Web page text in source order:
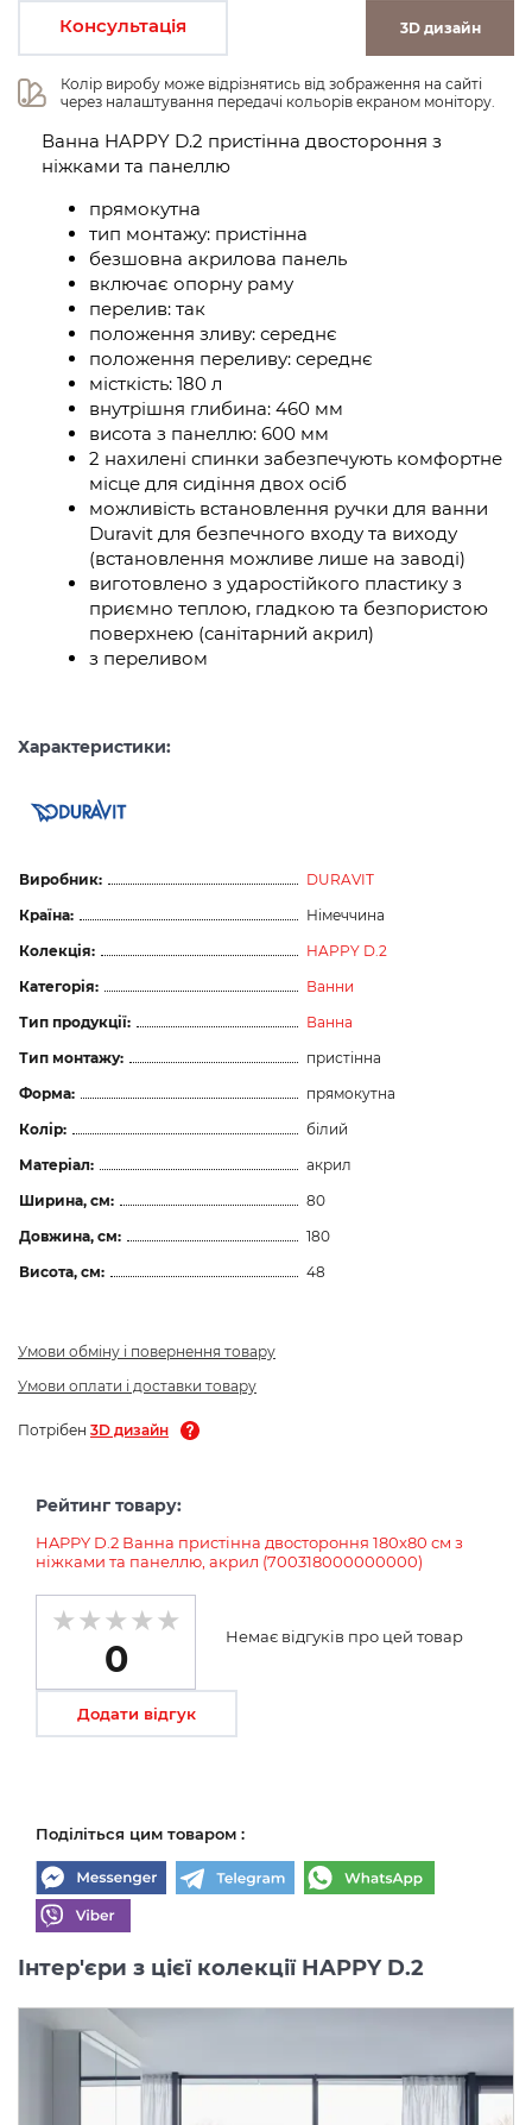
Консультація 3D дизайн
Колір виробу може відрізнятись від зображення на сайті
через налаштування передачі кольорів екраном монітору.
Ванна HAPPY D.2 пристінна двостороння з
ніжками та панеллю
прямокутна
тип монтажу: пристінна
безшовна акрилова панель
включає опорну раму
перелив: так
положення зливу: середнє
положення переливу: середнє
місткість: 180 л
внутрішня глибина: 460 мм
висота з панеллю: 600 мм
2 нахилені спинки забезпечують комфортне
місце для сидіння двох осіб
можливість встановлення ручки для ванни
Duravit для безпечного входу та виходу
(встановлення можливе лише на заводі)
виготовлено з ударостійкого пластику з
приємно теплою, гладкою та безпористою
поверхнею (санітарний акрил)
з переливом
Характеристики:
Виробник:
DURAVIT
Країна:
Німеччина
Колекція:
HAPPY D.2
Категорія:
Ванни
Тип продукції:
Ванна
Тип монтажу:
пристінна
Форма:
прямокутна
Колір:
білий
Матеріал:
акрил
Ширина, см:
80
Довжина, см:
180
Висота, см:
48
Умови обміну і повернення товару
Умови оплати і доставки товару
Потрібен 3D дизайн
Рейтинг товару:
HAPPY D.2 Ванна пристінна двостороння 180x80 см з
ніжками та панеллю, акрил (700318000000000)
0
Немає відгуків про цей товар
Додати відгук
Поділіться цим товаром :
Інтер'єри з цієї колекції HAPPY D.2